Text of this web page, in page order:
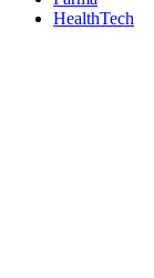
HealthTech